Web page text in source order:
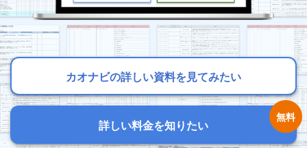
カオナビの詳しい資料を見てみたい
詳しい料金を知りたい
カオナビの詳しい資料を見てみたい
詳しい料金を知りたい
カオナビの詳しい資料を見てみたい
詳しい料金を知りたい